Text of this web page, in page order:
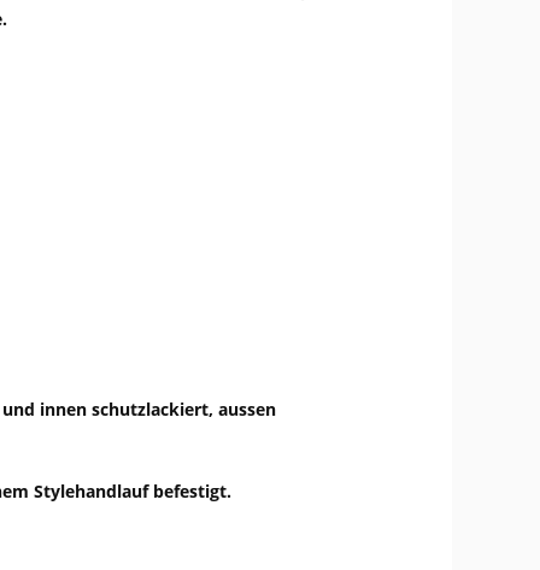
innen schutzlackiert, aussen
Stylehandlauf befestigt.